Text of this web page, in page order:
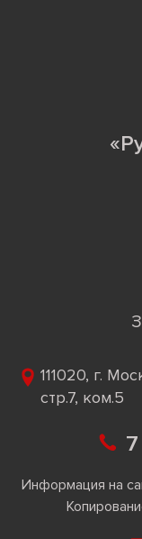
111020, г.
стр.7, ком.5
Информация на